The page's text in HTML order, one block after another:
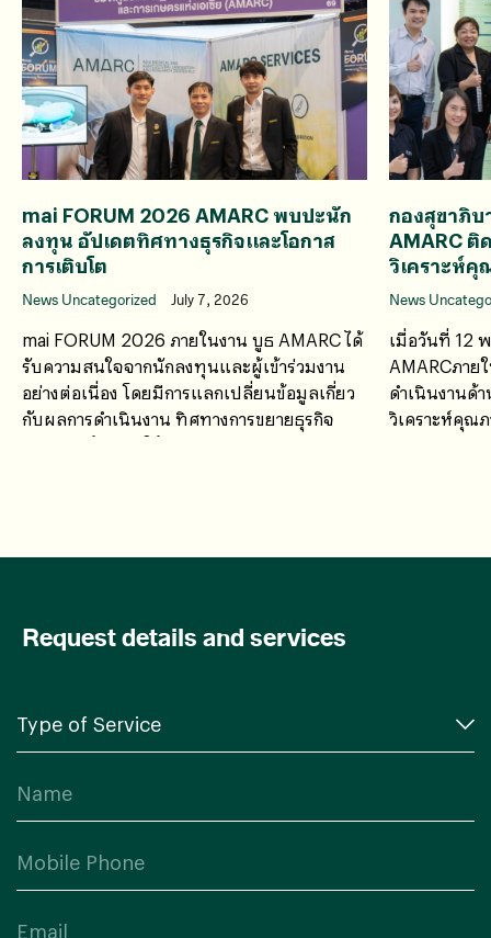
mai FORUM 2026 AMARC พบปะนัก
ลงทุน อัปเดตทิศทางธุรกิจและโอกาส
การเติบโต
News Uncategorized July 7, 2026
mai FORUM 2026 ภายในงาน บูธ AMARC ได้
รับความสนใจจากนักลงทุนและผู้เข้าร่วมงาน
อย่างต่อเนื่อง โดยมีการแลกเปลี่ยนข้อมูลเกี่ยว
กับผลการดำเนินงาน ทิศทางการขยายธุรกิจ
ศักยภาพด้านการให้บริการ
กองสุขาภิ
AMARC ติ
วิเคราะห์
News
เมื่อวันที่ 12
AMARCภาย
ดำเนินงานด้
วิเคราะห์คุณ
Request details and services